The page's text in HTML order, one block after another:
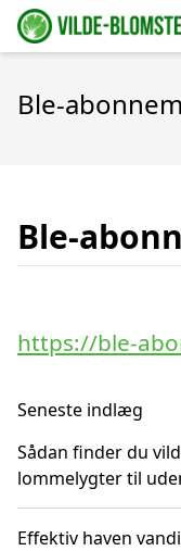
Ble-
Ble-
https://ble-
Seneste indlæg
Sådan finder du
lommelygter til
Effektiv haven